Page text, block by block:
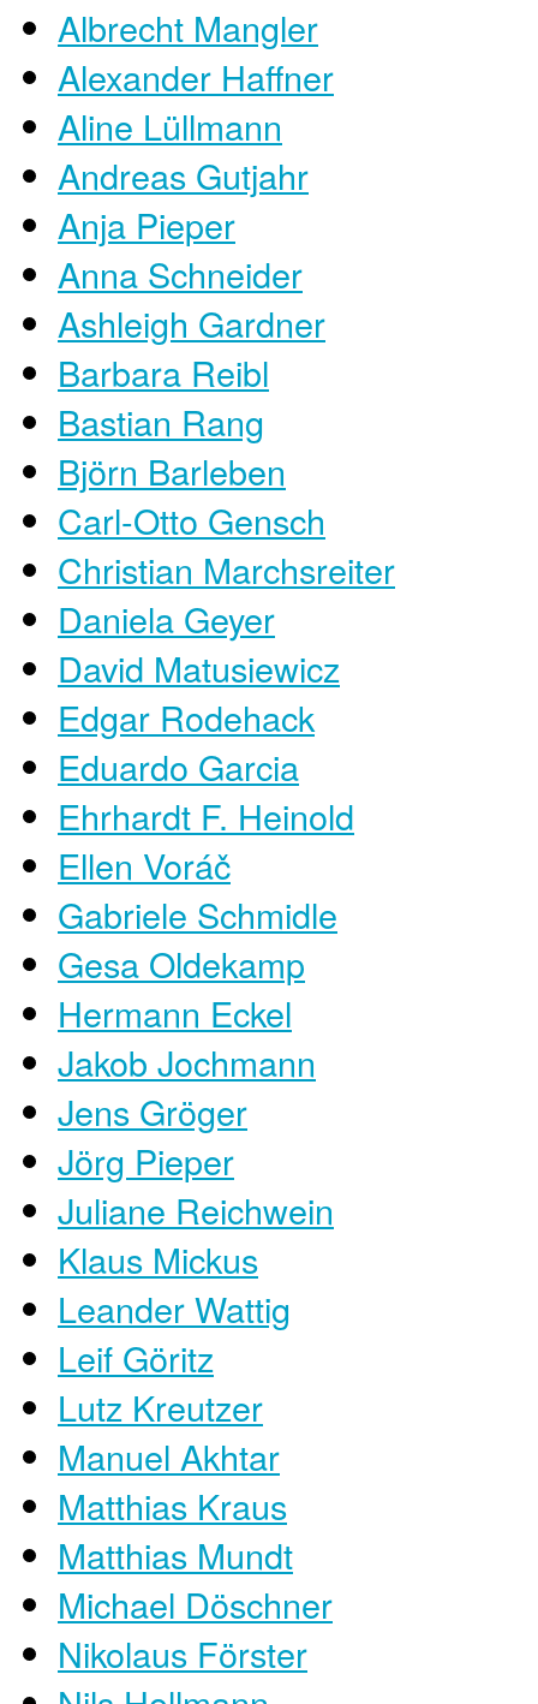
Albrecht Mangler
Alexander Haffner
Aline Lüllmann
Andreas Gutjahr
Anja Pieper
Anna Schneider
Ashleigh Gardner
Barbara Reibl
Bastian Rang
Björn Barleben
Carl-Otto Gensch
Christian Marchsreiter
Daniela Geyer
David Matusiewicz
Edgar Rodehack
Eduardo Garcia
Ehrhardt F. Heinold
Ellen Voráč
Gabriele Schmidle
Gesa Oldekamp
Hermann Eckel
Jakob Jochmann
Jens Gröger
Jörg Pieper
Juliane Reichwein
Klaus Mickus
Leander Wattig
Leif Göritz
Lutz Kreutzer
Manuel Akhtar
Matthias Kraus
Matthias Mundt
Michael Döschner
Nikolaus Förster